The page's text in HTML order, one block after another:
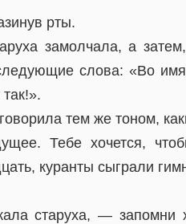
рты.
замолчала, а
слова: «Во
тем же тоном,
Тебе хочется,
куранты сыграли
старуха, — запомни